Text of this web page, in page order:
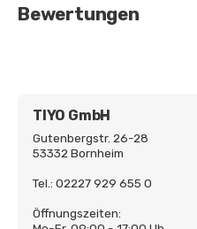
Bewertungen
TIYO GmbH
Gutenbergstr. 26-28
53332 Bornheim
Tel.: 02227 929 655 0
Öffnungszeiten: